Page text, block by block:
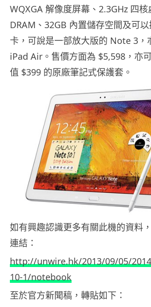
WQXGA 解像度屏幕、2.3GHz 四
DRAM、32GB 內置儲存空間及可
卡，可說是一部放大版的 Note 3，
iPad Air。售價方面為 $5,598，亦
值 $399 的原廠筆記式保護套。
如有興趣認識更多有關此機的資料
連結：
http://unwire.hk/2013/09/05/
10-1/notebook
至於官方新聞稿，轉貼如下：